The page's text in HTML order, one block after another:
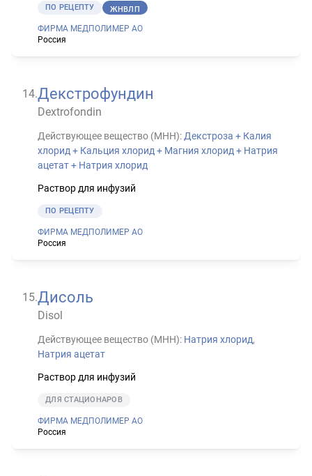
ПО РЕЦЕПТУ ЖНВЛП
ФИРМА МЕДПОЛИМЕР АО
Россия
14.Декстрофундин
Dextrofondin
Действующее вещество (МНН): Декстроза + Калия
хлорид + Кальция хлорид + Магния хлорид + Натрия
ацетат + Натрия хлорид
Раствор для инфузий
ПО РЕЦЕПТУ
ФИРМА МЕДПОЛИМЕР АО
Россия
15.Дисоль
Disol
Действующее вещество (МНН): Натрия хлорид,
Натрия ацетат
Раствор для инфузий
ДЛЯ СТАЦИОНАРОВ
ФИРМА МЕДПОЛИМЕР АО
Россия